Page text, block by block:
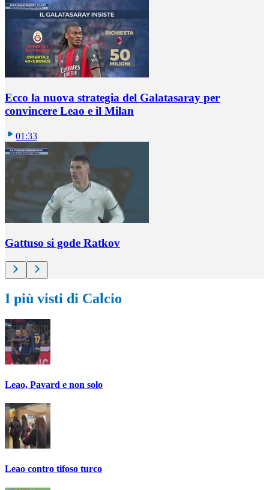
Ecco la nuova strategia del Galatasaray per
convincere Leao e il Milan
01:33
Gattuso si gode Ratkov
I più visti di Calcio
Leao, Pavard e non solo
Leao contro tifoso turco